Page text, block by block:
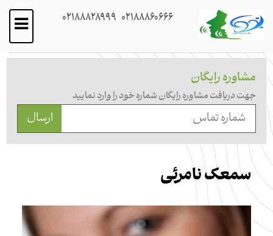
02188860666
02188828999
مشاوره رایگان
جهت دریافت مشاوره رایگان شماره خود را وارد نمایید
ارسال
سمعک نامرئی